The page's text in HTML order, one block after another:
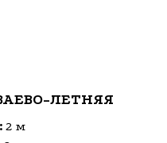
ЛЕТНЯЯ
2 м